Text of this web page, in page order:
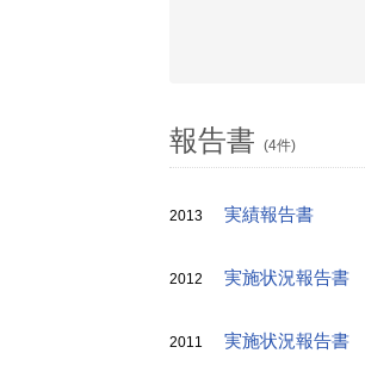
報告書 (4件)
2013 実績報告書
2012 実施状況報告書
2011 実施状況報告書